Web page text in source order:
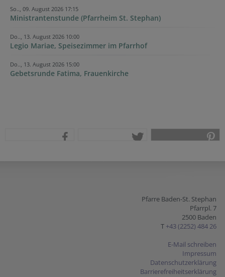
So.., 09. August 2026 17:15
Ministrantenstunde (Pfarrheim St. Stephan)
Do.., 13. August 2026 10:00
Legio Mariae, Speisezimmer im Pfarrhof
Do.., 13. August 2026 15:00
Gebetsrunde Fatima, Frauenkirche
Pfarre Baden-St. Stephan
Pfarrpl. 7
2500 Baden
T +43 (2252) 484 26
E-Mail schreiben
Impressum
Datenschutzerklärung
Barrierefreiheitserklärung